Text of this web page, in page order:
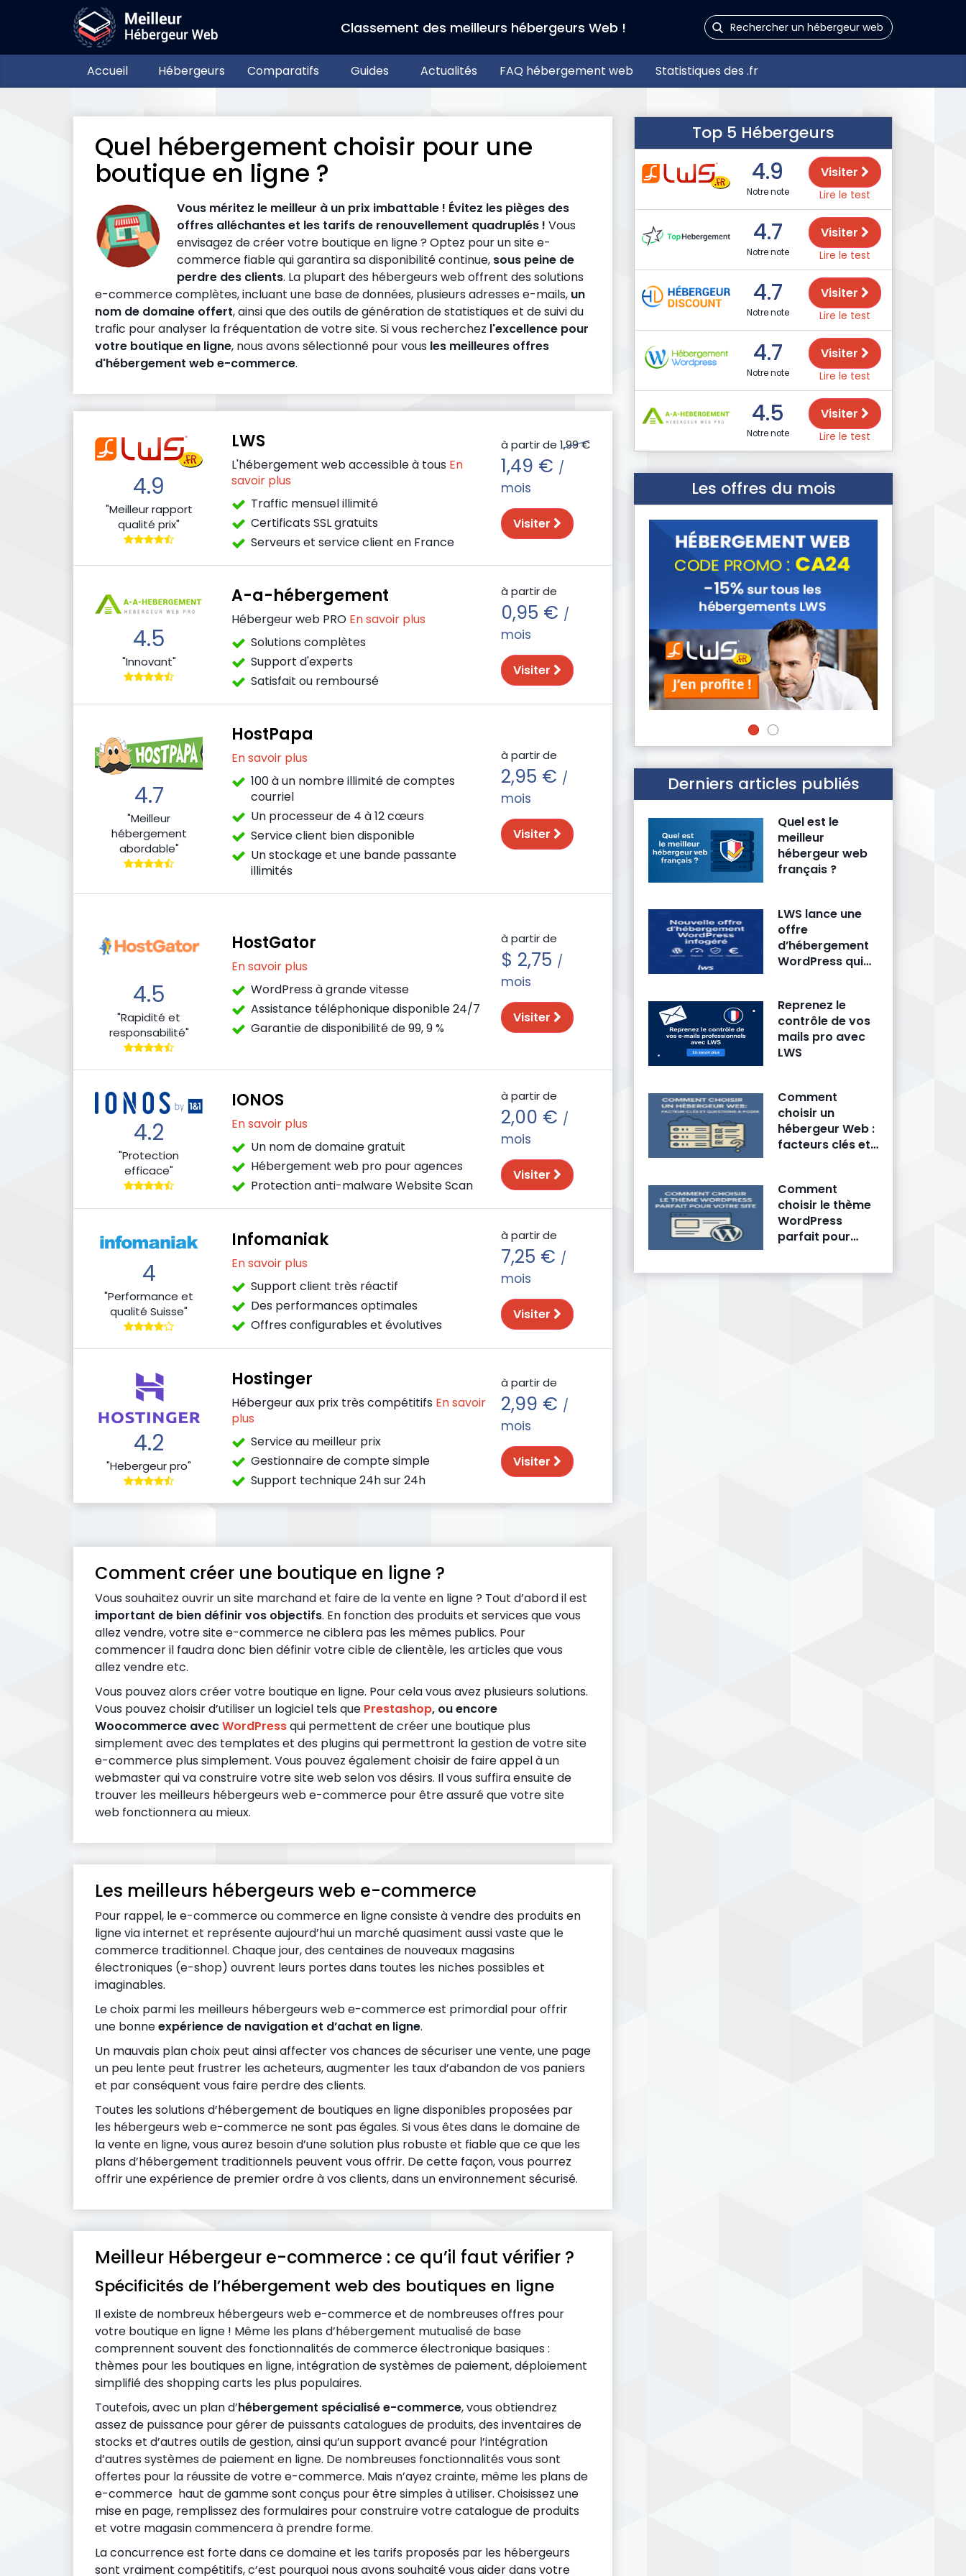
Classement des meilleurs hébergeurs Web !
Accueil Hébergeurs Comparatifs Guides Actualités FAQ hébergement web Statistiques des .fr
Quel hébergement choisir pour une
boutique en ligne ?
Vous méritez le meilleur à un prix imbattable ! Évitez les pièges des
offres alléchantes et les tarifs de renouvellement quadruplés ! Vous
envisagez de créer votre boutique en ligne ? Optez pour un site e-
commerce fiable qui garantira sa disponibilité continue, sous peine de
perdre des clients. La plupart des hébergeurs web offrent des solutions
e-commerce complètes, incluant une base de données, plusieurs adresses e-mails, un
nom de domaine offert, ainsi que des outils de génération de statistiques et de suivi du
trafic pour analyser la fréquentation de votre site. Si vous recherchez l'excellence pour
votre boutique en ligne, nous avons sélectionné pour vous les meilleures offres
d'hébergement web e-commerce.
4.9
"Meilleur rapport
qualité prix"
LWS
L'hébergement web accessible à tous En
savoir plus
Traffic mensuel illimité
Certificats SSL gratuits
Serveurs et service client en France
à partir de 1,99 €
1,49 € /
mois
Visiter
4.5
"Innovant"
A-a-hébergement
Hébergeur web PRO En savoir plus
Solutions complètes
Support d'experts
Satisfait ou remboursé
à partir de
0,95 € /
mois
Visiter
4.7
"Meilleur
hébergement
abordable"
HostPapa
En savoir plus
100 à un nombre illimité de comptes
courriel
Un processeur de 4 à 12 cœurs
Service client bien disponible
Un stockage et une bande passante
illimités
à partir de
2,95 € /
mois
Visiter
4.5
"Rapidité et
responsabilité"
HostGator
En savoir plus
WordPress à grande vitesse
Assistance téléphonique disponible 24/7
Garantie de disponibilité de 99, 9 %
à partir de
$ 2,75 /
mois
Visiter
4.2
"Protection
efficace"
IONOS
En savoir plus
Un nom de domaine gratuit
Hébergement web pro pour agences
Protection anti-malware Website Scan
à partir de
2,00 € /
mois
Visiter
4
"Performance et
qualité Suisse"
Infomaniak
En savoir plus
Support client très réactif
Des performances optimales
Offres configurables et évolutives
à partir de
7,25 € /
mois
Visiter
4.2
"Hebergeur pro"
Hostinger
Hébergeur aux prix très compétitifs En savoir
plus
Service au meilleur prix
Gestionnaire de compte simple
Support technique 24h sur 24h
à partir de
2,99 € /
mois
Visiter
Comment créer une boutique en ligne ?
Vous souhaitez ouvrir un site marchand et faire de la vente en ligne ? Tout d’abord il est
important de bien définir vos objectifs. En fonction des produits et services que vous
allez vendre, votre site e-commerce ne ciblera pas les mêmes publics. Pour
commencer il faudra donc bien définir votre cible de clientèle, les articles que vous
allez vendre etc.
Vous pouvez alors créer votre boutique en ligne. Pour cela vous avez plusieurs solutions.
Vous pouvez choisir d’utiliser un logiciel tels que Prestashop, ou encore
Woocommerce avecWordPressqui permettent de créer une boutique plus
simplement avec des templates et des plugins qui permettront la gestion de votre site
e-commerce plus simplement. Vous pouvez également choisir de faire appel à un
webmaster qui va construire votre site web selon vos désirs. Il vous suffira ensuite de
trouver les meilleurs hébergeurs web e-commerce pour être assuré que votre site
web fonctionnera au mieux.
Les meilleurs hébergeurs web e-commerce
Pour rappel, le e-commerce ou commerce en ligne consiste à vendre des produits en
ligne via internet et représente aujourd’hui un marché quasiment aussi vaste que le
commerce traditionnel. Chaque jour, des centaines de nouveaux magasins
électroniques (e-shop) ouvrent leurs portes dans toutes les niches possibles et
imaginables.
Le choix parmi les meilleurs hébergeurs web e-commerce est primordial pour offrir
une bonneexpérience de navigation et d’achat en ligne.
Un mauvais plan choix peut ainsi affecter vos chances de sécuriser une vente, une page
un peu lente peut frustrer les acheteurs, augmenter les taux d’abandon de vos paniers
et par conséquent vous faire perdre des clients.
Toutes les solutions d’hébergement de boutiques en ligne disponibles proposées par
les hébergeurs web e-commerce ne sont pas égales. Si vous êtes dans le domaine de
la vente en ligne, vous aurez besoin d’une solution plus robuste et fiable que ce que les
plans d’hébergement traditionnels peuvent vous offrir. De cette façon, vous pourrez
offrir une expérience de premier ordre à vos clients, dans un environnement sécurisé.
Meilleur Hébergeur e-commerce : ce qu’il faut vérifier ?
Spécificités de l’hébergement web des boutiques en ligne
Il existe de nombreux hébergeurs web e-commerce et de nombreuses offres pour
votre boutique en ligne ! Même les plans d’hébergement mutualisé de base
comprennent souvent des fonctionnalités de commerce électronique basiques :
thèmes pour les boutiques en ligne, intégration de systèmes de paiement, déploiement
simplifié des shopping carts les plus populaires.
Toutefois, avec un plan d’hébergement spécialisé e-commerce, vous obtiendrez
assez de puissance pour gérer de puissants catalogues de produits, des inventaires de
stocks et d’autres outils de gestion, ainsi qu’un support avancé pour l’intégration
d’autres systèmes de paiement en ligne. De nombreuses fonctionnalités vous sont
offertes pour la réussite de votre e-commerce. Mais n’ayez crainte, même les plans de
e-commerce haut de gamme sont conçus pour être simples à utiliser. Choisissez une
mise en page, remplissez des formulaires pour construire votre catalogue de produits
et votre magasin commencera à prendre forme.
La concurrence est forte dans ce domaine et les tarifs proposés par les hébergeurs
sont vraiment compétitifs, c’est pourquoi nous avons souhaité vous aider dans votre
Top 5 Hébergeurs
4.9
Notre note
Visiter
Lire le test
4.7
Notre note
Visiter
Lire le test
4.7
Notre note
Visiter
Lire le test
4.7
Notre note
Visiter
Lire le test
4.5
Notre note
Visiter
Lire le test
Les offres du mois
Derniers articles publiés
Quel est le
meilleur
hébergeur web
français ?
LWS lance une
offre
d’hébergement
WordPress qui
Reprenez le
contrôle de vos
mails pro avec
LWS
Comment
choisir un
hébergeur Web :
facteurs clés et
Comment
choisir le thème
WordPress
parfait pour